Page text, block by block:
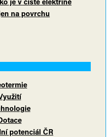
na povrchu
potenciál ČR